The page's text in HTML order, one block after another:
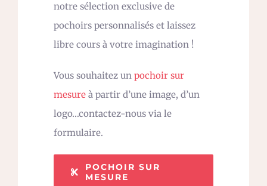
notre sélection exclusive de
pochoirs personnalisés et laissez
libre cours à votre imagination !
Vous souhaitez un pochoir sur
mesure à partir d’une image, d’un
logo…contactez-nous via le
formulaire.
POCHOIR SUR
MESURE